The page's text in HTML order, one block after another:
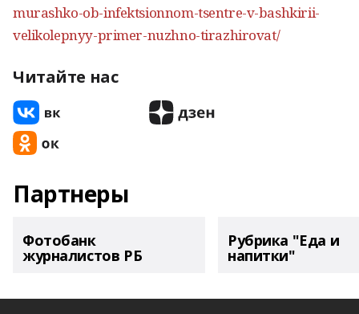
murashko-ob-infektsionnom-tsentre-v-bashkirii-
velikolepnyy-primer-nuzhno-tirazhirovat/
Читайте нас
Партнеры
Фотобанк
журналистов РБ
Рубрика "Еда и
напитки"